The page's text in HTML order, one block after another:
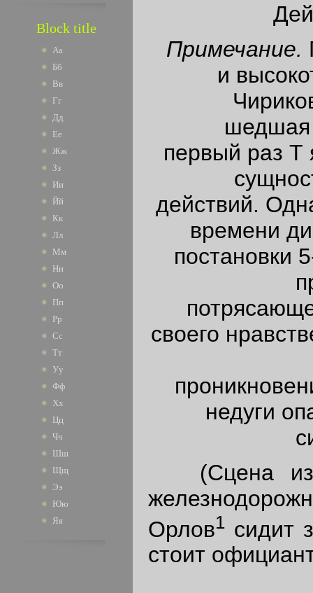
Block title
Аа
Бб
Вв
Гг
Дд
Ее
Жж
Зз
Ии
Йй
Кк
Лл
Мм
Нн
Оо
Пп
Рр
Сс
Тт
Уу
Фф
Хх
Цц
Чч
Шш
Щщ
Ээ
Юю
Яя
Примечание.
и
шедшая
первый раз Т
действий.
времени
постановки
своего
недуги
(Сцена
Орлов1 сидит
стоит